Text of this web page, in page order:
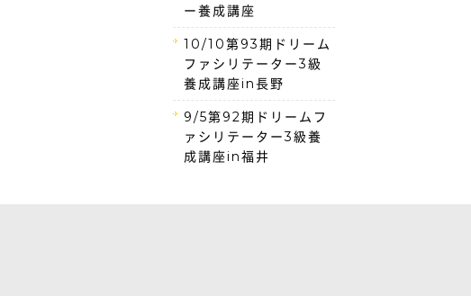
ー養成講座
10/10第93期ドリーム
ファシリテーター3級
養成講座in長野
9/5第92期ドリームフ
ァシリテーター3級養
成講座in福井